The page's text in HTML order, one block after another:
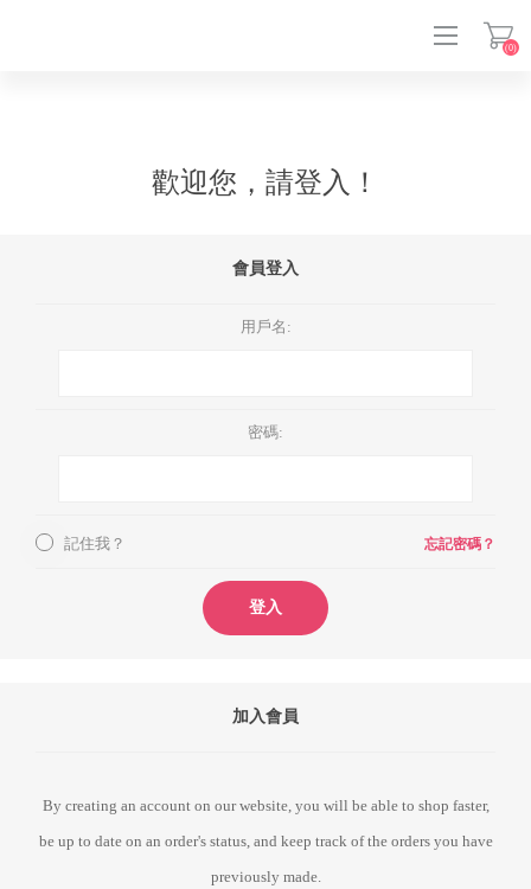
(0)
歡迎您，請登入！
會員登入
用戶名:
密碼:
記住我？ 忘記密碼？
登入
加入會員
By creating an account on our website, you will be able to shop faster,
be up to date on an order's status, and keep track of the orders you have
previously made.